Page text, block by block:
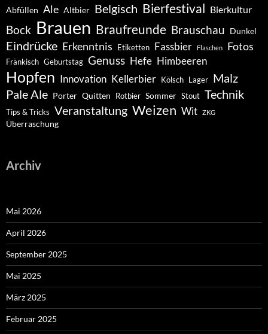
Abfüllen Ale Altbier Belgisch Bierfestival Bierkultur
Bock Brauen Braufreunde Brauschau Dunkel
Eindrücke Erkenntnis Etiketten Fassbier Flaschen Fotos
Fränkisch Geburtstag Genuss Hefe Himbeeren
Hopfen Innovation Kellerbier Kölsch Lager Malz
Pale Ale Porter Quitten Rotbier Sommer Stout Technik
Tips & Tricks Veranstaltung Weizen Wit ZKG
Überraschung
Archiv
Mai 2026
April 2026
September 2025
Mai 2025
März 2025
Februar 2025